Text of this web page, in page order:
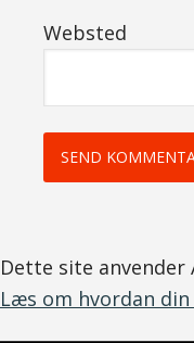
Websted
Dette site
Læs om hvordan